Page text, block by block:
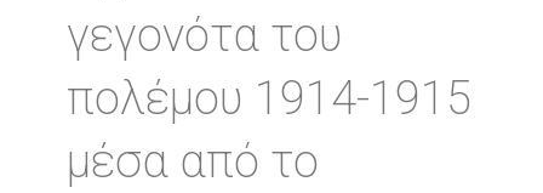
γεγονότα του
πολέμου 1914-1915
μέσα από το